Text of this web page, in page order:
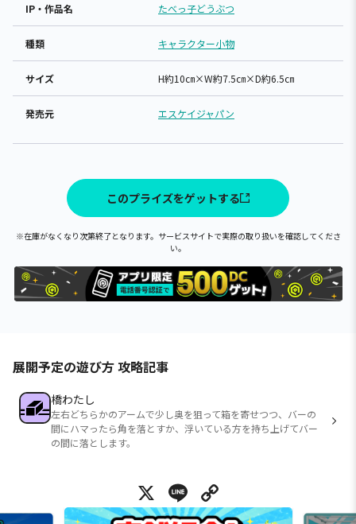
IP・作品名 たべっ子どうぶつ
種類 キャラクター小物
サイズ H約10㎝×W約7.5㎝×D約6.5㎝
発売元 エスケイジャパン
このプライズをゲットする
※在庫がなくなり次第終了となります。サービスサイトで実際の取り扱いを確認してくださ
い。
展開予定の遊び方 攻略記事
橋わたし
左右どちらかのアームで少し奥を狙って箱を寄せつつ、バーの
間にハマったら角を落とすか、浮いている方を持ち上げてバー
の間に落とします。
X Line